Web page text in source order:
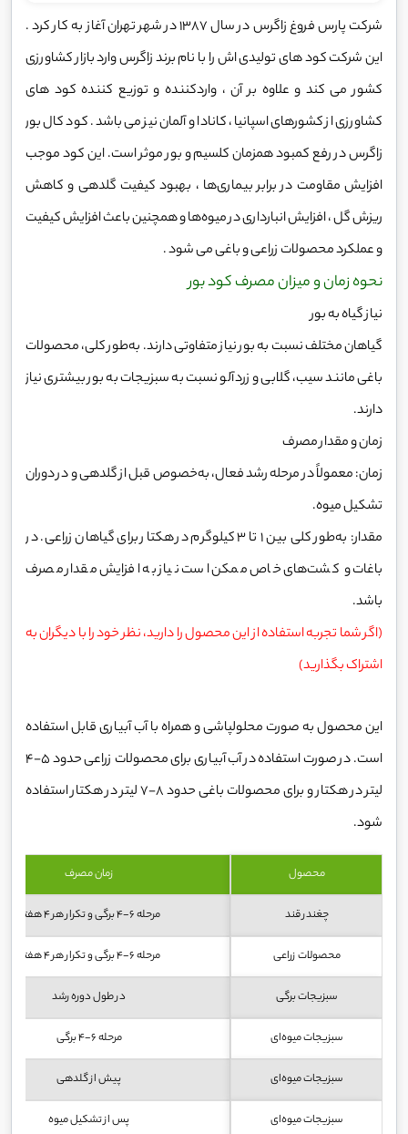
شرکت پارس فروغ زاگرس در سال 1387 در شهر تهران آغاز به کار کرد .
این شرکت کود های تولیدی اش را با نام برند زاگرس وارد بازار کشاورزی
کشور می کند و علاوه بر آن ، واردکننده و توزیع کننده کود های
کشاورزی از کشورهای اسپانیا ، کانادا و آلمان نیز می باشد . کود کال بور
زاگرس در رفع کمبود همزمان کلسیم و بور موثر است. این کود موجب
افزایش مقاومت در برابر بیماری‌ها ، بهبود کیفیت گلدهی و کاهش
ریزش گل ، افزایش انبارداری در میوه‌ها و همچنین باعث افزایش کیفیت
و عملکرد محصولات زراعی و باغی می شود .
نحوه زمان و میزان مصرف کود بور
نیاز گیاه به بور
گیاهان مختلف نسبت به بور نیاز متفاوتی دارند. به‌طور کلی، محصولات
باغی مانند سیب، گلابی و زردآلو نسبت به سبزیجات به بور بیشتری نیاز
دارند.
زمان و مقدار مصرف
زمان: معمولاً در مرحله رشد فعال، به‌خصوص قبل از گلدهی و در دوران
تشکیل میوه.
مقدار: به‌طور کلی بین ۱ تا ۳ کیلوگرم در هکتار برای گیاهان زراعی. در
باغات و کشت‌های خاص ممکن است نیاز به افزایش مقدار مصرف
باشد.
(اگر شما تجربه استفاده از این محصول را دارید، نظر خود را با دیگران به
اشتراک بگذارید)
این محصول به صورت محلولپاشی و همراه با آب آبیاری قابل استفاده
است. در صورت استفاده در آب آبیاری برای محصولات زراعی حدود 5-4
لیتر در هکتار و برای محصولات باغی حدود 8-7 لیتر در هکتار استفاده
شود.
محصول زمان مصرف
چغندر قند مرحله 6-4 برگی و تکرار هر 4 هفته
محصولات زراعی مرحله 6-4 برگی و تکرار هر 4 هفته
سبزیجات برگی در طول دوره رشد
سبزیجات میوه‌ای مرحله 6-4 برگی
سبزیجات میوه‌ای پیش از گلدهی
سبزیجات میوه‌ای پس از تشکیل میوه